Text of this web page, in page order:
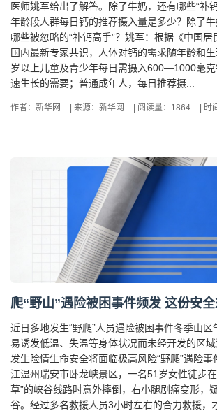
医师姚军给出了解答。除了牛奶，还有哪些“补
年龄段人群每日钙的推荐摄入量是多少？除了
哪些被忽略的“补钙高手”？姚军：根据《中国
国内最新专家共识，人体对钙的需求随年龄和
岁以上儿童及青少年每日需摄入600—1000毫
速生长的需要；普通成年人，每日推荐摄...
作者：新华网 来源：新华网 阅读量：1864 时
爬“野山”遇险被困事件频发 这份安
近日多地发生“野爬”人员遇险被困事件冬季山
易诱发低温、失温等身体状况而未经开发的区
发生险情生命安全将面临极高风险“野爬”遇险
江温州瑞安市卧龙峡景区，一名51岁女性徒步
草”的峡谷线路时意外摔倒，右小腿剧痛变形，
谷。经过多名救援人员3小时左右的合力救援，